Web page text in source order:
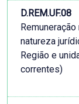
D.REM.UF.08
natureza
Região e
correntes)